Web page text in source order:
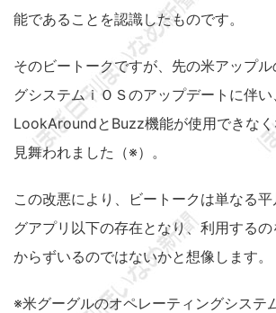
能であることを認識したものです。
そのビートークですが、先の米アップ
グシステムｉＯＳのアップデートに伴
LookAroundとBuzz機能が使用できな
見舞われました（※）。
この改悪により、ビートークは単なる
グアプリ以下の存在となり、利用する
からずいるのではないかと想像します。
※米グーグルのオペレーティングシステ